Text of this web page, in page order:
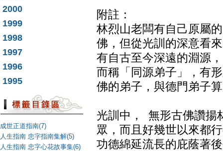
2000
1999
1998
1997
1996
1995
成世正道指南(7)
人生指南 忠字指南集解(5)
人生指南 忠字心花故事集(6)
附註：
林烈山老闆有自己原屬
佛，但從光訓的深意看
有自古至今深遠的淵源
而稱「同源弟子」，有
佛的弟子，與德門弟子
光訓中， 無形古佛讚揚
眾，而且好幾世以來都
功德綿延流長的庇蔭著